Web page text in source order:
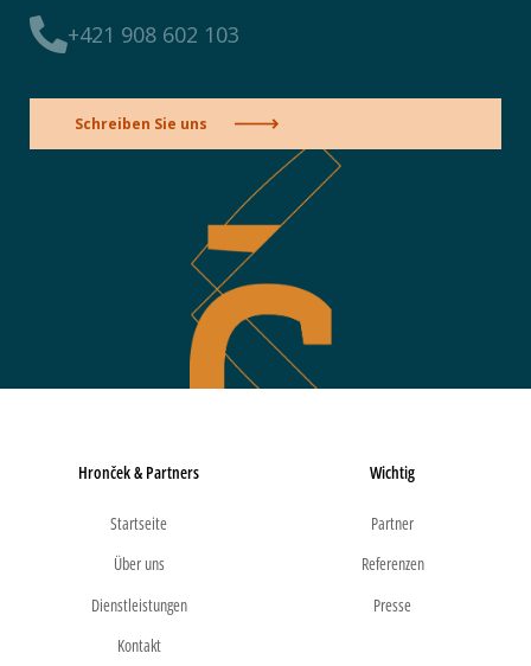
+421 908 602 103
Schreiben Sie uns
Hronček & Partners
Startseite
Über uns
Dienstleistungen
Kontakt
Wichtig
Partner
Referenzen
Presse